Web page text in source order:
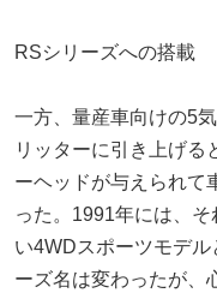
RSシリーズへの搭載
一方、量産車向けの5
リッターに引き上げる
ーヘッドが与えられて
った。1991年には、
い4WDスポーツモデ
ーズ名は変わったが、